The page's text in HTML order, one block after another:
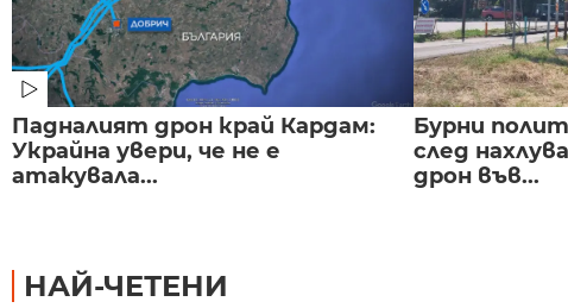
Падналият дрон край Кардам:
Украйна увери, че не е
атакувала...
Бурни
след
дрон във...
НАЙ-ЧЕТЕНИ